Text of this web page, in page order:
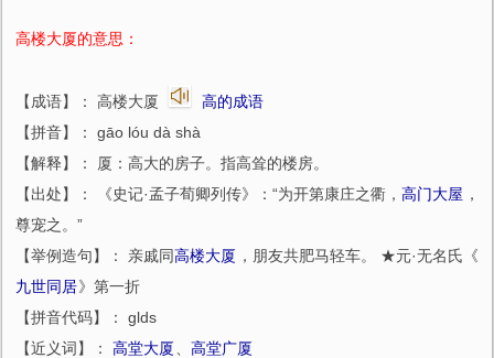
高楼大厦的意思：
【成语】： 高楼大厦
高的成语
【拼音】： gāo lóu dà shà
【解释】： 厦：高大的房子。指高耸的楼房。
【出处】： 《史记·孟子荀卿列传》：“为开第康庄之衢， 高门大屋 ，
尊宠之。”
【举例造句】： 亲戚同高楼大厦 ，朋友共肥马轻车。 ★元·无名氏《
九世同居》第一折
【拼音代码】： glds
【近义词】： 高堂大厦
高堂广厦